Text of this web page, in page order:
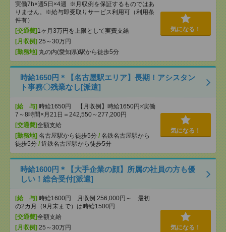
実働7h×週5日×4週 ※月収例を保証するものではあ
りません。※給与即受取りサービス利用可（利用条
件有）
[交通費] 1ヶ月3万円を上限として実費支給
[月収例] 25～30万円
[勤務地] 丸の内(愛知県)駅から徒歩5分
気になる！
時給1650円＊【名古屋駅エリア】長期！アシスタン
ト事務〇残業なし[派遣]
[給 与] 時給1650円 【月収例】時給1650円×実働
7～8時間×月21日＝242,550～277,200円
[交通費]全額支給
[勤務地] 名古屋駅から徒歩5分 / 名鉄名古屋駅から
徒歩5分 / 近鉄名古屋駅から徒歩5分
気になる！
時給1600円＊【大手企業の顔】所属の社員の方も優
しい！総合受付[派遣]
[給 与] 時給1600円 月収例 256,000円～ 最初
の2カ月（9月末まで）は時給1500円
[交通費]全額支給
[月収例] 25～30万円
気になる！